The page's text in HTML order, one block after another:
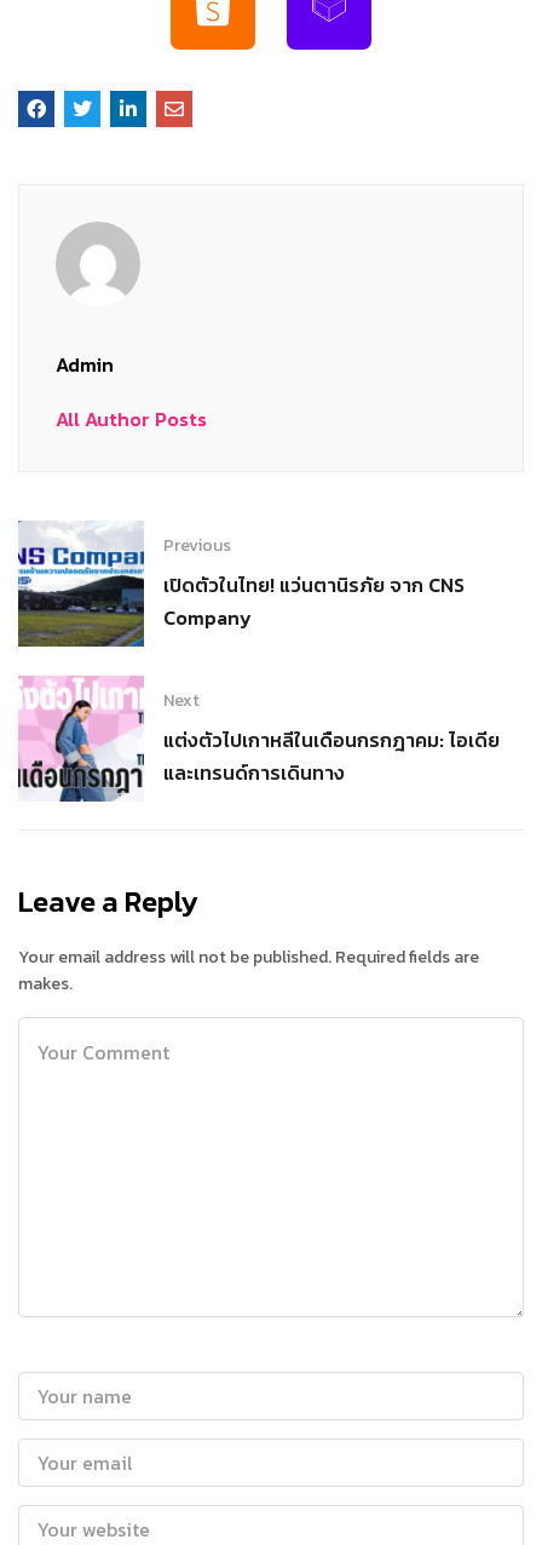
Admin
All Author Posts
Previous
เปิดตัวในไทย! แว่นตานิรภัย จาก CNS
Company
Next
แต่งตัวไปเกาหลีในเดือนกรกฎาคม: ไอเดีย
และเทรนด์การเดินทาง
Leave a Reply
Your email address will not be published. Required fields are
makes.